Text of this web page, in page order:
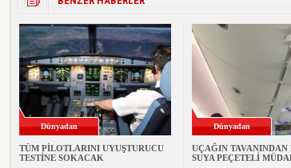
Dünyadan
TÜM PİLOTLARINI UYUŞTURUCU
TESTİNE SOKACAK
Dünyadan
UÇAĞIN TAVANINDAN
SUYA PEÇETELİ